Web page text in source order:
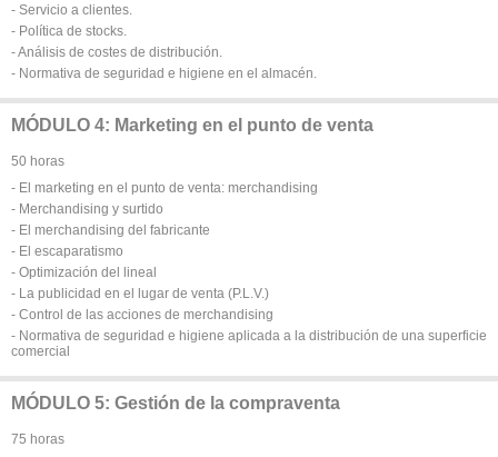
- Servicio a clientes.
- Política de stocks.
- Análisis de costes de distribución.
- Normativa de seguridad e higiene en el almacén.
MÓDULO 4: Marketing en el punto de venta
50 horas
- El marketing en el punto de venta: merchandising
- Merchandising y surtido
- El merchandising del fabricante
- El escaparatismo
- Optimización del lineal
- La publicidad en el lugar de venta (P.L.V.)
- Control de las acciones de merchandising
- Normativa de seguridad e higiene aplicada a la distribución de una superficie
comercial
MÓDULO 5: Gestión de la compraventa
75 horas